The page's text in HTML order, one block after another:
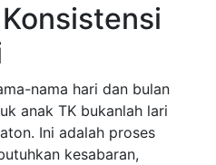
nama hari dan bulan
anak TK bukanlah lari
Ini adalah proses
kesabaran,